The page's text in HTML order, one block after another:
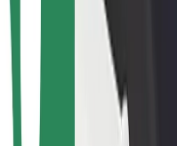
Para passageiros
Para motoristas
Para estafetas